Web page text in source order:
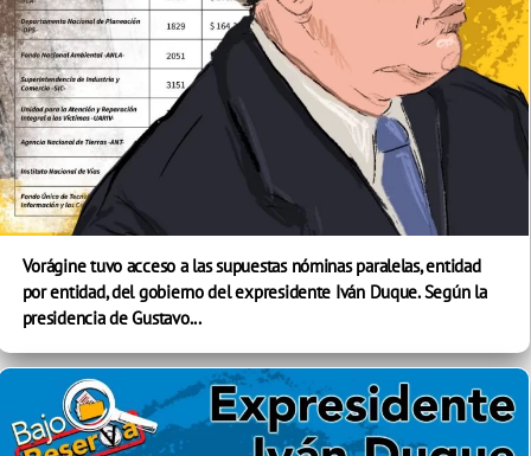
Vorágine tuvo acceso a las supuestas nóminas paralelas, entidad
por entidad, del gobierno del expresidente Iván Duque. Según la
presidencia de Gustavo...